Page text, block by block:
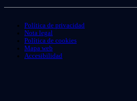
Política de privacidad
Nota legal
Política de cookies
Mapa web
Accesibilidad